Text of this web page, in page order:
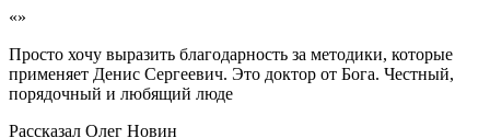
«»
Просто хочу выразить благодарность за методики, которые
применяет Денис Сергеевич. Это доктор от Бога. Честный,
порядочный и любящий люде
Рассказал Олег Новин